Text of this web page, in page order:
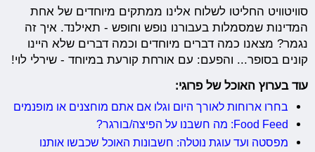
סוויטוויט החליטו לשלוח אלינו ממתקים מיוחדים של אחת
המדינות שמסמלות בעבורנו נופש וחופש - תאילנד. איך זה
נגמר? מצאנו כמה דברים מיוחדים וכמה דברים שלא היינו
קונים בסופר... והפעם: עם אורחת קורעת במיוחד - שירלי לוי!
עוד בערוץ האוכל של פרוגי:
בחרו ארוחות לאורך היום וגלו אם אתם מוחצנים או מופנמים
Food Feed: מה חשבנו על הפיצה/בורגר?
מפסטה ועד עוגת נוטלה: חשבונות האוכל שכבשו אותנו